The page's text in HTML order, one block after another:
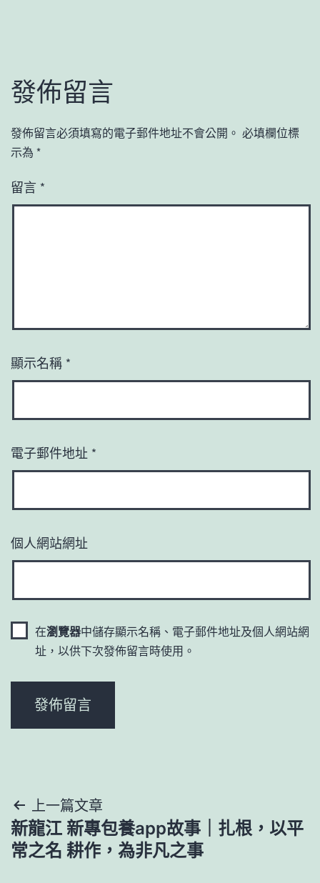
發佈留言
發佈留言必須填寫的電子郵件地址不會公開。 必填欄位標
示為 *
留言 *
顯示名稱 *
電子郵件地址 *
個人網站網址
在瀏覽器中儲存顯示名稱、電子郵件地址及個人網站網
址，以供下次發佈留言時使用。
文
章
上一篇文章
新龍江 新專包養app故事｜扎根，以平
常之名 耕作，為非凡之事